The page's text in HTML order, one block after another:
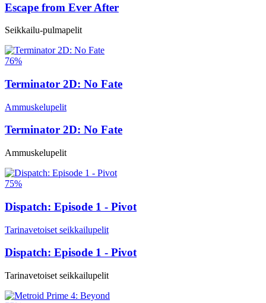
Escape from Ever After
Seikkailu-pulmapelit
76%
Terminator 2D: No Fate
Ammuskelupelit
Terminator 2D: No Fate
Ammuskelupelit
75%
Dispatch: Episode 1 - Pivot
Tarinavetoiset seikkailupelit
Dispatch: Episode 1 - Pivot
Tarinavetoiset seikkailupelit